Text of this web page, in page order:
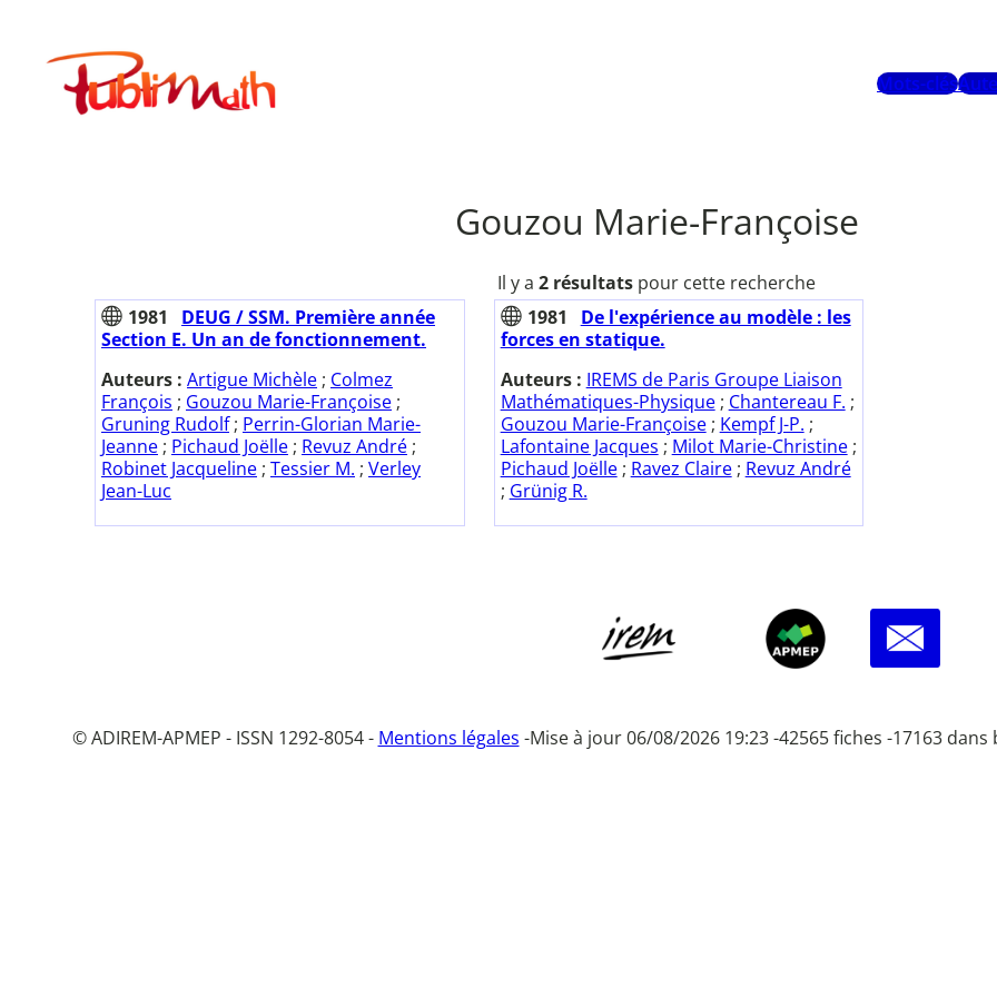
contenuPublimath
Mots-clés
Gouzou Marie-Françoise
Il y a 2 résultats pour cette recherche
1981
DEUG / SSM. Première année
Section E. Un an de fonctionnement.
Auteurs : Artigue Michèle ; Colmez
François ; Gouzou Marie-Françoise ;
Gruning Rudolf; Perrin-Glorian Marie-
Jeanne ; Pichaud Joëlle ; Revuz André ;
Robinet Jacqueline ; Tessier M. ; Verley
Jean-Luc
1981
De l'expérience au modèle : les
forces en statique.
Auteurs : IREMS de Paris Groupe Liaison
Mathématiques-Physique; Chantereau F. ;
Gouzou Marie-Françoise; Kempf J-P. ;
Lafontaine Jacques ; Milot Marie-Christine;
Pichaud Joëlle; Ravez Claire; Revuz André
; Grünig R.
© ADIREM-APMEP - ISSN 1292-8054 - Mentions légales -Mise à jour 06/08/2026 19:23 -42565 fiches -17163